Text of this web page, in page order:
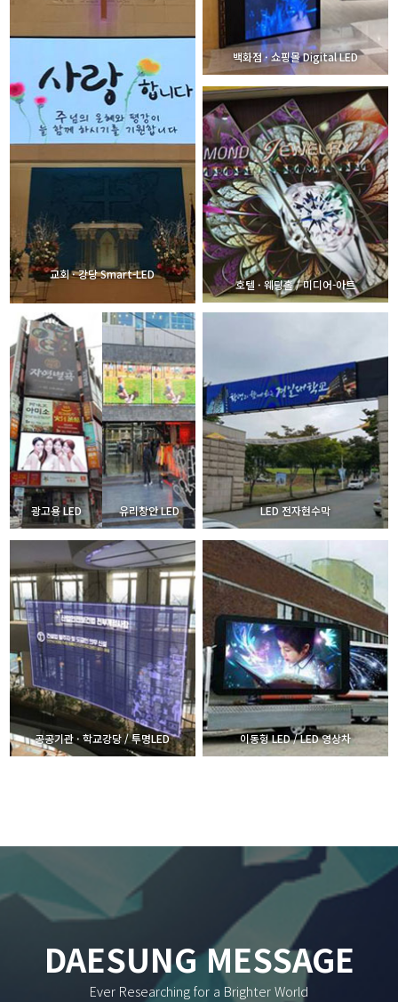
교회 · 강당 Smart-LED
백화점 · 쇼핑몰 Digital LED
호텔 · 웨딩홀 / 미디어-아트
광고용 LED 유리창안 LED
공공기관 · 학교강당 / 투명LED
LED 전자현수막
이동형 LED / LED 영상차
DAESUNG MESSAGE
Ever Researching for a Brighter World